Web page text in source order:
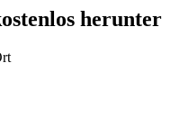
herunter